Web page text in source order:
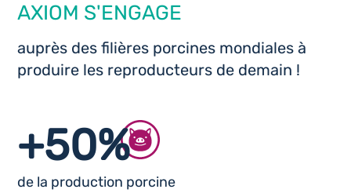
AXIOM S'ENGAGE
auprès des filières porcines mondiales à
produire les reproducteurs de demain !
+50%
de la production porcine